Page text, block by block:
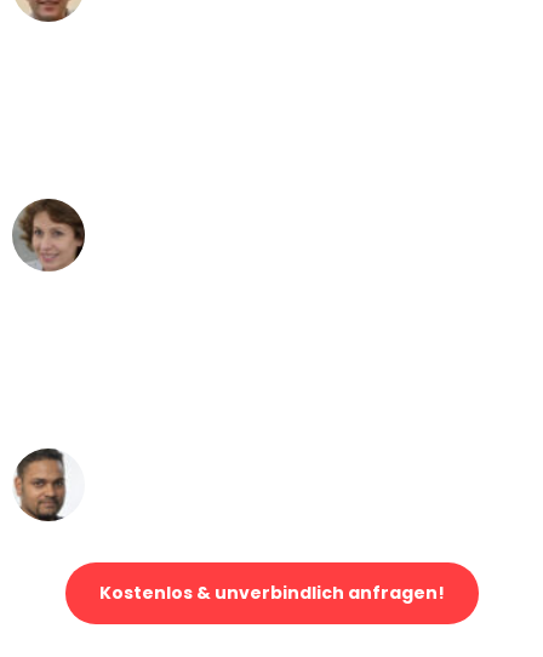
Kostenlos & unverbindlich anfragen!